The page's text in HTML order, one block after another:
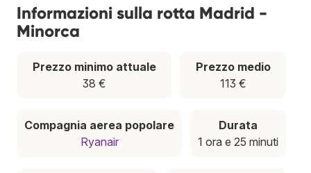
Informazioni sulla rotta Madrid -
Minorca
Prezzo minimo attuale
38 €
Prezzo medio
113 €
Compagnia aerea popolare
Ryanair
Durata
1 ora e 25 minuti